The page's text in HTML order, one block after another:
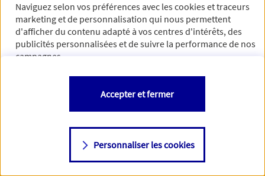
Naviguez selon vos préférences avec lescookies et traceurs
marketing et de personnalisation qui nous permettent
d'afficher du contenu adapté à vos centres d'intérêts, des
publicités personnalisées et de suivre la performance de nos
campagnes.
Vous êtes libre de les accepter, de les refuser comme de
changer d'avis à tout moment en allant sur
Consulter notre politique decookies
Personnaliser les cookies
Accepter et fermer